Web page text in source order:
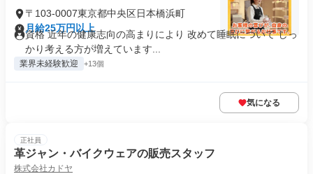
〒103-0007東京都中央区日本橋浜町
月給25万円以上
資格 近年の健康志向の高まりにより 改めて睡眠について しっ
かり考える方が増えています...
業界未経験歓迎 +13個
気になる
正社員
革ジャン・バイクウェアの販売スタッフ
株式会社カドヤ